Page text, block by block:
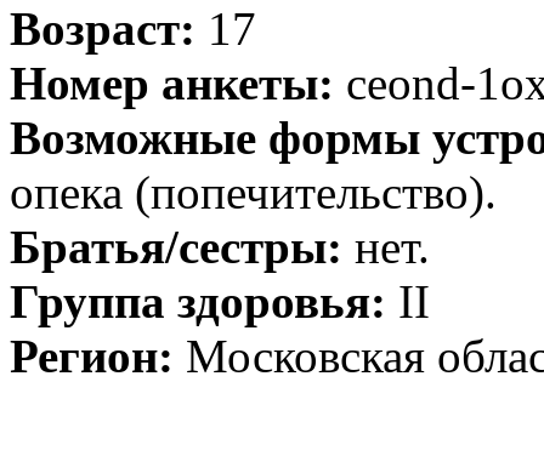
Возраст: 17
Номер анкеты: ceond-
Возможные формы
опека (попечительство).
Братья/сестры: нет.
Группа здоровья: II
Регион: Московская